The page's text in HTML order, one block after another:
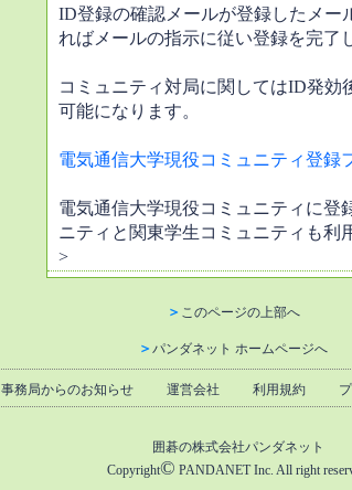
ID登録の確認メールが登録したメー
ればメールの指示に従い登録を完了
コミュニティ対局に関してはID発効
可能になります。
電気通信大学現役コミュニティ登録
電気通信大学現役コミュニティに登
ニティと関東学生コミュニティも利
>
＞ このページの上部へ
＞ パンダネット ホームページへ
事務局からのお知らせ 運営会社 利用規約
囲碁の株式会社パンダネット
Copyright© PANDANET Inc. All right